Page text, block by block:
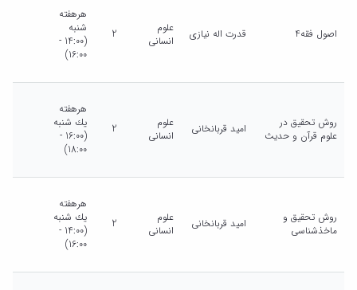
اصول فقه4 قدرت اله نیازی
علوم
انسانی
2
هرهفته
شنبه
(14:00 -
16:00)
روش تحقیق در
علوم قرآن و حدیث
امید قربانخانی
علوم
انسانی
2
هرهفته
يك شنبه
(16:00 -
18:00)
روش تحقیق و
ماخذشناسی
امید قربانخانی
علوم
انسانی
2
هرهفته
يك شنبه
(14:00 -
16:00)